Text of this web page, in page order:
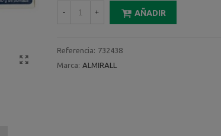
- + AÑADIR
Referencia: 732438
Marca: ALMIRALL